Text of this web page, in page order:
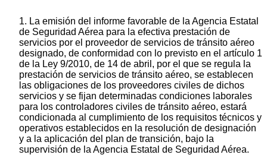
1. La emisión del informe favorable de la Agencia Estatal
de Seguridad Aérea para la efectiva prestación de
servicios por el proveedor de servicios de tránsito aéreo
designado, de conformidad con lo previsto en el artículo 1
de la Ley 9/2010, de 14 de abril, por el que se regula la
prestación de servicios de tránsito aéreo, se establecen
las obligaciones de los proveedores civiles de dichos
servicios y se fijan determinadas condiciones laborales
para los controladores civiles de tránsito aéreo, estará
condicionada al cumplimiento de los requisitos técnicos y
operativos establecidos en la resolución de designación
y a la aplicación del plan de transición, bajo la
supervisión de la Agencia Estatal de Seguridad Aérea.